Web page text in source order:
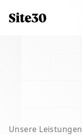
Unsere Leistungen